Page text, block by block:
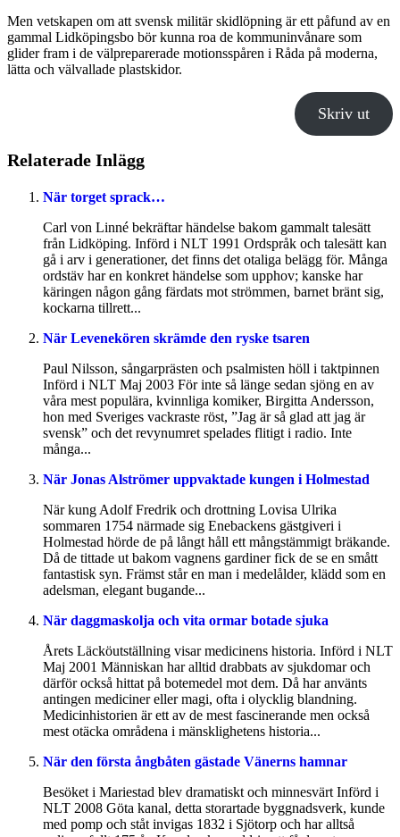
Men vetskapen om att svensk militär skidlöpning är ett påfund av en
gammal Lidköpingsbo bör kunna roa de kommuninvånare som
glider fram i de välpreparerade motionsspåren i Råda på moderna,
lätta och välvallade plastskidor.
Skriv ut
Relaterade Inlägg
När torget sprack…
Carl von Linné bekräftar händelse bakom gammalt talesätt
från Lidköping. Införd i NLT 1991 Ordspråk och talesätt kan
gå i arv i generationer, det finns det otaliga belägg för. Många
ordstäv har en konkret händelse som upphov; kanske har
käringen någon gång färdats mot strömmen, barnet bränt sig,
kockarna tillrett...
När Levenekören skrämde den ryske tsaren
Paul Nilsson, sångarprästen och psalmisten höll i taktpinnen
Införd i NLT Maj 2003 För inte så länge sedan sjöng en av
våra mest populära, kvinnliga komiker, Birgitta Andersson,
hon med Sveriges vackraste röst, ”Jag är så glad att jag är
svensk” och det revynumret spelades flitigt i radio. Inte
många...
När Jonas Alströmer uppvaktade kungen i Holmestad
När kung Adolf Fredrik och drottning Lovisa Ulrika
sommaren 1754 närmade sig Enebackens gästgiveri i
Holmestad hörde de på långt håll ett mångstämmigt bräkande.
Då de tittade ut bakom vagnens gardiner fick de se en smått
fantastisk syn. Främst står en man i medelålder, klädd som en
adelsman, elegant bugande...
När daggmaskolja och vita ormar botade sjuka
Årets Läcköutställning visar medicinens historia. Införd i NLT
Maj 2001 Människan har alltid drabbats av sjukdomar och
därför också hittat på botemedel mot dem. Då har använts
antingen mediciner eller magi, ofta i olycklig blandning.
Medicinhistorien är ett av de mest fascinerande men också
mest otäcka områdena i mänsklighetens historia...
När den första ångbåten gästade Vänerns hamnar
Besöket i Mariestad blev dramatiskt och minnesvärt Införd i
NLT 2008 Göta kanal, detta storartade byggnadsverk, kunde
med pomp och ståt invigas 1832 i Sjötorp och har alltså